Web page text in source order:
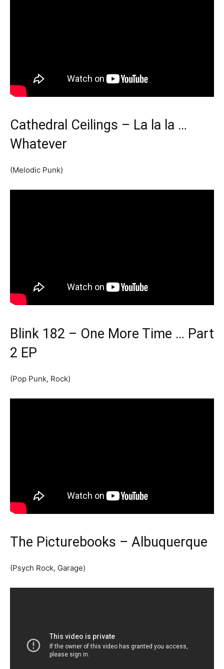
Cathedral Ceilings – La la la …
Whatever
(Melodic Punk)
Blink 182 – One More Time … Part
2 EP
(Pop Punk, Rock)
The Picturebooks – Albuquerque
(Psych Rock, Garage)